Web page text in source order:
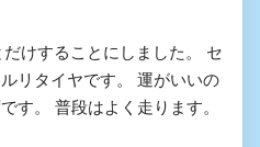
けすることにしました。 セ
リタイヤです。 運がいいの
す。 普段はよく走ります。